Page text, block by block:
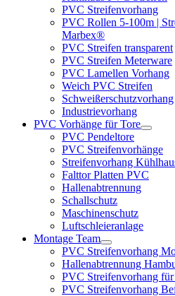
PVC Streifenvorhang
PVC Rollen 5-100m |
Marbex®
PVC Streifen transparent
PVC Streifen Meterware
PVC Lamellen Vorhang
Weich PVC Streifen
Schweißerschutzvorhang
Industrievorhang
PVC Vorhänge für Tore
PVC Pendeltore
PVC Streifenvorhänge
Streifenvorhang
Falttor Platten PVC
Hallenabtrennung
Schallschutz
Maschinenschutz
Luftschleieranlage
Montage Team
PVC Streifenvorhang
Hallenabtrennung
PVC Streifenvorhang
PVC Streifenvorhang